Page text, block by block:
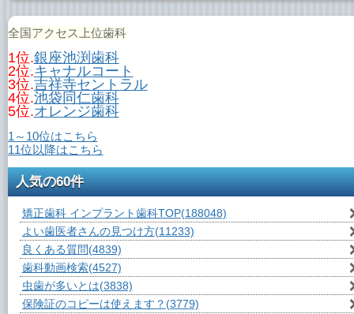
全国アクセス上位歯科
1位.銀座池渕歯科
2位.キャナルコート
3位.吉祥寺セントラル
4位.池袋同仁歯科
5位.オレンジ歯科
1～10位はこちら
11位以降はこちら
人気の60件
矯正歯科 インプラント歯科TOP(188048)
よい歯医者さんの見つけ方(11233)
良くある質問(4839)
歯科動画検索(4527)
虫歯が多いとは(3838)
保険証のコピーは使えます？ (3779)